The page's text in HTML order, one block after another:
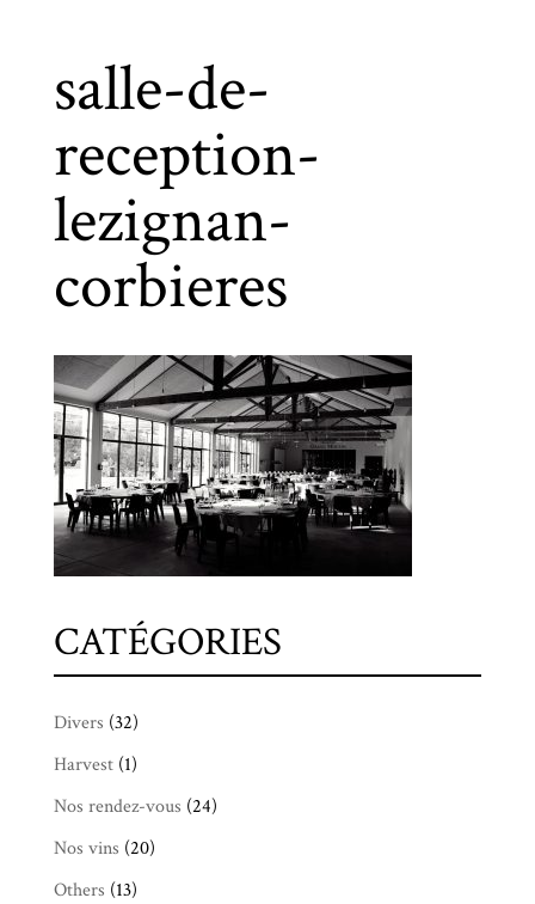
salle-de-
reception-
lezignan-
corbieres
CATÉGORIES
Divers (32)
Harvest(1)
Nos rendez-vous (24)
Nos vins (20)
Others (13)